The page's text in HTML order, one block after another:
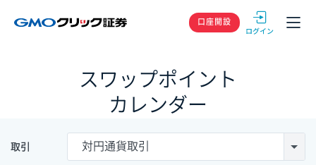
GMOクリック
口座開設
スワップポイント
カレンダー
取引 対円通貨取引